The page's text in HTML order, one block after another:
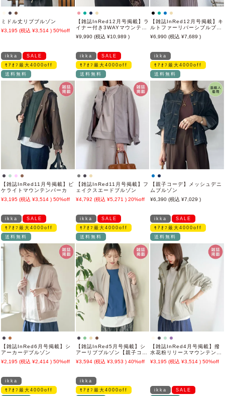
ミドル丈リブブルゾン
3,195
3,514 50%off
【雑誌InRed12月号掲載】ラ
イナー付き3WAYマウンテン
パーカー【親子コーデ】
9,990 10,989
【雑誌InRed12月号掲載】キ
ルトファーリバーシブルブル
ゾン【2WAY／親子コーデ】
6,990 7,689
ikka
SALE
ﾓｱｵﾌ最大4000off
送料無料
【雑誌InRed11月号掲載】ピ
ケライトマウンテンパーカ
3,195
3,514 50%off
ikka
SALE
ﾓｱｵﾌ最大4000off
送料無料
【雑誌InRed11月号掲載】フ
ェイクスエードブルゾン
4,792
5,271 20%off
ikka
ﾓｱｵﾌ最大4000off
送料無料
【親子コーデ】メッシュデニ
ムブルゾン
6,390
7,029
ikka
SALE
ﾓｱｵﾌ最大4000off
送料無料
【雑誌InRed6月号掲載】シ
アーカーデブルゾン
2,195
2,414 50%off
ikka
SALE
ﾓｱｵﾌ最大4000off
送料無料
【雑誌InRed5月号掲載】シ
アーリブブルゾン【親子コー
3,594 3,953 40%off
ikka
SALE
ﾓｱｵﾌ最大4000off
送料無料
【雑誌InRed4月号掲載】撥
水花粉リリースマウンテンパ
ーカー【親子コーデ】
3,195 3,514 50%off
ikka
ﾓｱｵﾌ最大4000off
ikka
ﾓｱｵﾌ最大4000off
ikka
SALE